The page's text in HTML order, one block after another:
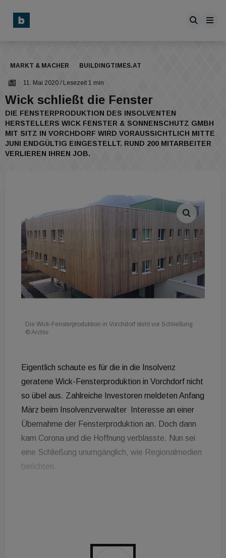
MARKT & MACHER BUILDINGTIMES.AT
11. Mai 2020 / Lesezeit 1 min
Wick schließt die Fenster
DIE FENSTERPRODUKTION DES INSOLVENTEN
HERSTELLERS WICK FENSTER & SONNENSCHUTZ GMBH
MIT SITZ IN VORCHDORF WIRD VORAUSSICHTLICH MITTE
JUNI ENDGÜLTIG EINGESTELLT. RUND 200 MITARBEITER
VERLIEREN IHREN JOB.
Die Wick-Fensterproduktion in Vorchdorf steht vor Schließung
© Archiv
Eigentlich schaute es für die in die Insolvenz
geratene Wick-Fensterproduktion in Vorchdorf nicht
so übel aus. Zahlreiche Investoren meldeten Anfang
März beim Insolvenzverwalter Interesse an einer
Übernahme der Fensterproduktion an. Doch dann
kam Corona und die Hoffnung verblasste. Nun sei
eine Schließung unumgänglich, wie Regionalmedien
berichten.
Außerdem gilt: Gemeinsam schaffen wir das!